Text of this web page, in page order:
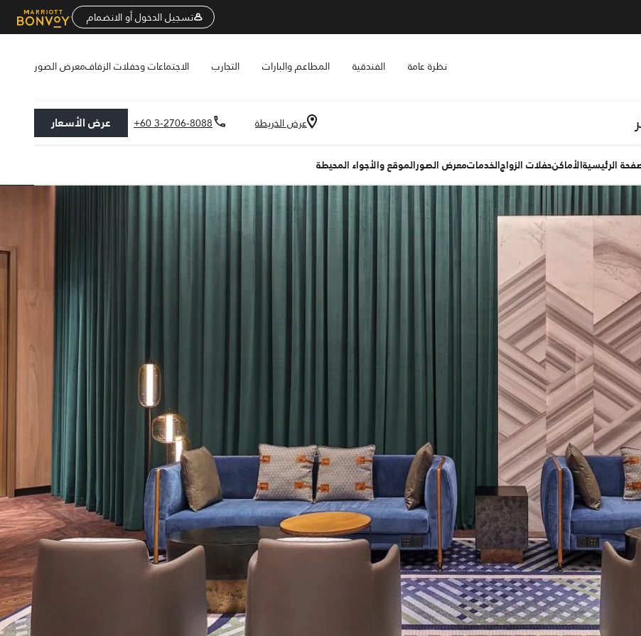
تسجيل الدخول أو الانضمام
نظرة عامة الفندقية المطاعم والبارات التجارب الاجتماعات وحفلات الزفافمعرض الصور
عرض الخريطة +60 3-2706-8088 عرض الأسعار
الرئيسيةالأماكنحفلات الزواجالخدماتمعرض الصورالموقع والأجواء المحيطة